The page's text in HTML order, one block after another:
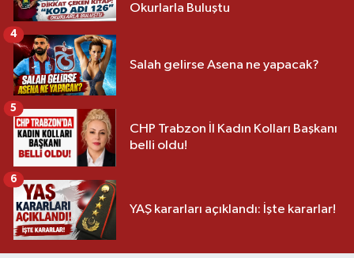
Okurlarla Buluştu
Salah gelirse Asena ne yapacak?
4
CHP Trabzon İl Kadın Kolları Başkanı
belli oldu!
5
YAŞ kararları açıklandı: İşte kararlar!
6